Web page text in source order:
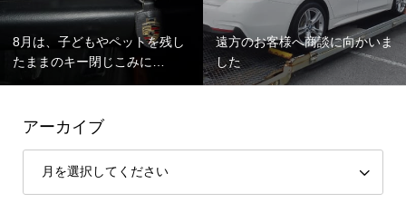
8月は、子どもやペットを残し
たままのキー閉じこみに…
遠方のお客様へ商談に向かいま
した
アーカイブ